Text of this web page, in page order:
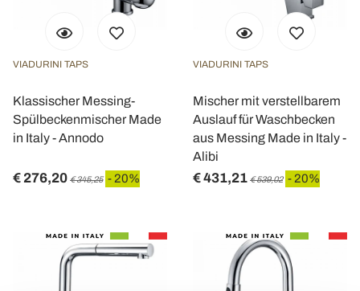
VIADURINI TAPS
Klassischer Messing-
Spülbeckenmischer Made
in Italy - Annodo
€ 276,20 € 345,25 - 20%
VIADURINI TAPS
Mischer mit verstellbarem
Auslauf für Waschbecken
aus Messing Made in Italy -
Alibi
€ 431,21 € 539,02 - 20%